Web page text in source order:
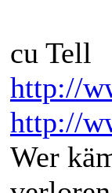
cu Tell
http://
http://
Wer